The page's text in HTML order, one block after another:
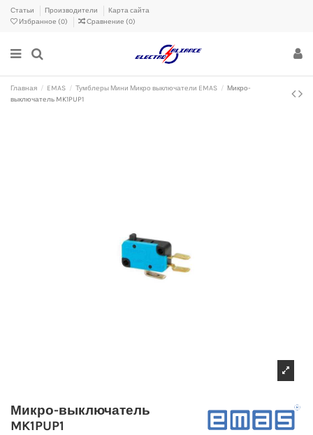
Статьи Производители
Карта сайта
Избранное (0) Сравнение (0)
Главная EMAS Тумблеры Мини Микро выключатели EMAS
Микро-
выключатель MK1PUP1
Микро-выключатель
MK1PUP1